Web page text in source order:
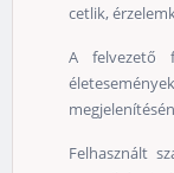
cetlik,
A felvezető
Felhasznált